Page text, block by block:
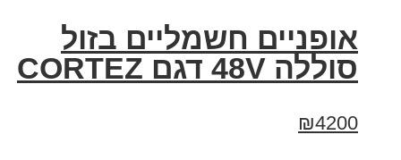
אופניים חשמליים בזול
סוללה 48V דגם CORTEZ
₪4200